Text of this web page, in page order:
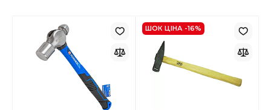
ШОК ЦІНА -16%